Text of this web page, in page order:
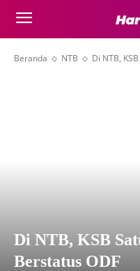
Beranda NTB Di NTB,
Di NTB, KSB
Berstatus ODF